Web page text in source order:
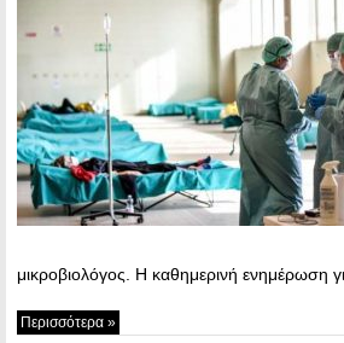
μικροβιολόγος. Η καθημερινή ενημέρωση
Περισσότερα »